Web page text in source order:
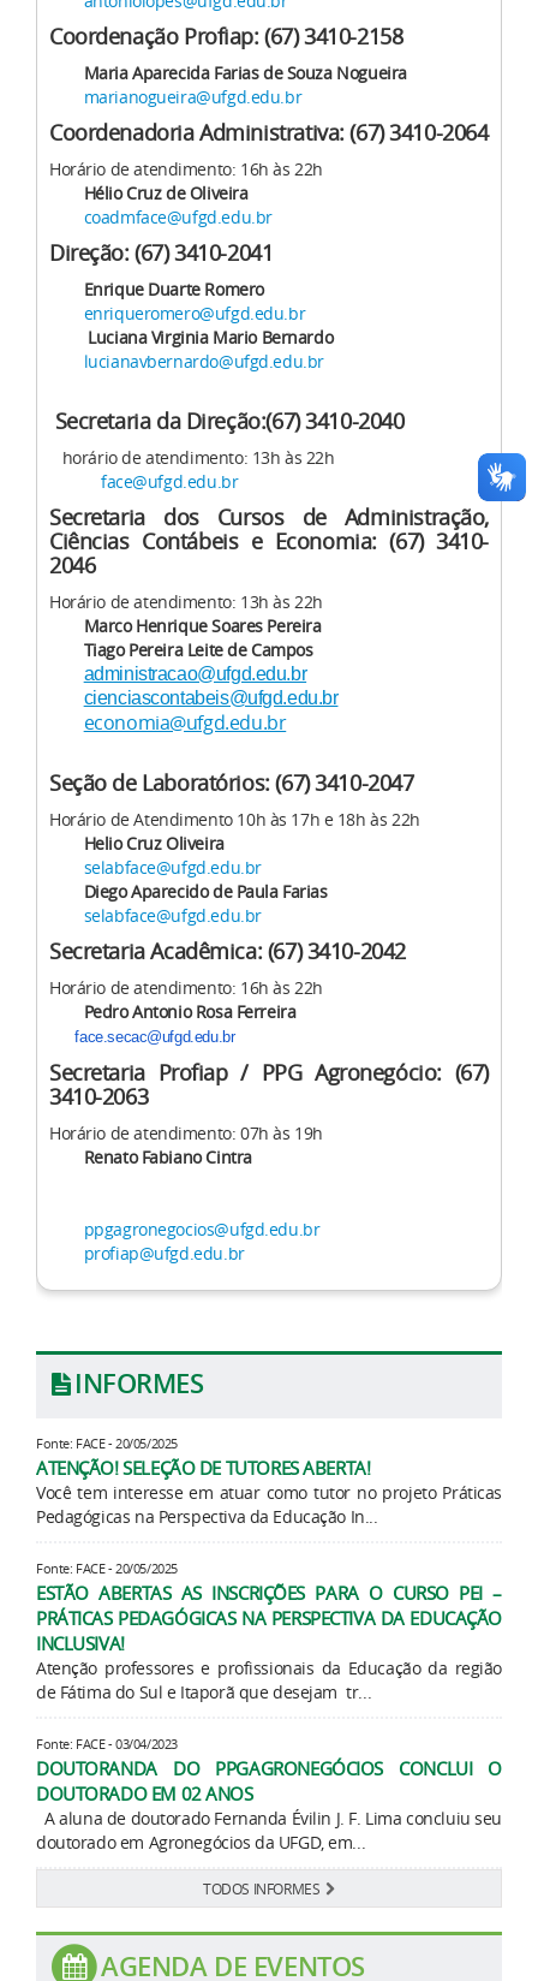
Coordenação Profiap: (67) 3410-2158
Maria Aparecida Farias de Souza Nogueira
marianogueira@ufgd.edu.br
Coordenadoria Administrativa: (67) 3410-2064
Horário de atendimento: 16h às 22h
Hélio Cruz de Oliveira
coadmface@ufgd.edu.br
Direção: (67) 3410-2041
Enrique Duarte Romero
enriqueromero@ufgd.edu.br
Luciana Virginia Mario Bernardo
lucianavbernardo@ufgd.edu.br
Secretaria da Direção:(67) 3410-2040
horário de atendimento: 13h às 22h
face@ufgd.edu.br
Secretaria dos Cursos de Administração,
Ciências Contábeis e Economia: (67) 3410-
2046
Horário de atendimento: 13h às 22h
Marco Henrique Soares Pereira
Tiago Pereira Leite de Campos
administracao@ufgd.edu.br
cienciascontabeis@ufgd.edu.br
economia@ufgd.edu.br
Seção de Laboratórios: (67) 3410-2047
Horário de Atendimento 10h às 17h e 18h às 22h
Helio Cruz Oliveira
selabface@ufgd.edu.br
Diego Aparecido de Paula Farias
selabface@ufgd.edu.br
Secretaria Acadêmica: (67) 3410-2042
Horário de atendimento: 16h às 22h
Pedro Antonio Rosa Ferreira
face.secac@ufgd.edu.br
Secretaria Profiap / PPG Agronegócio: (67)
3410-2063
Horário de atendimento: 07h às 19h
Renato Fabiano Cintra
ppgagronegocios@ufgd.edu.br
profiap@ufgd.edu.br
INFORMES
Fonte: FACE - 20/05/2025
ATENÇÃO! SELEÇÃO DE TUTORES ABERTA!
Você tem interesse em atuar como tutor no projeto Práticas
Pedagógicas na Perspectiva da Educação In...
Fonte: FACE - 20/05/2025
ESTÃO ABERTAS AS INSCRIÇÕES PARA O CURSO PEI –
PRÁTICAS PEDAGÓGICAS NA PERSPECTIVA DA EDUCAÇÃO
INCLUSIVA!
Atenção professores e profissionais da Educação da região
de Fátima do Sul e Itaporã que desejam tr...
Fonte: FACE - 03/04/2023
DOUTORANDA DO PPGAGRONEGÓCIOS CONCLUI O
DOUTORADO EM 02 ANOS
A aluna de doutorado Fernanda Évilin J. F. Lima concluiu seu
doutorado em Agronegócios da UFGD, em...
TODOS INFORMES
AGENDA DE EVENTOS